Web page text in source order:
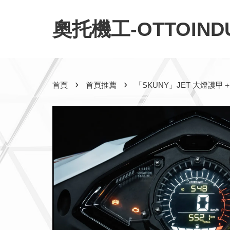
奧托機工-
首頁 › 首頁推薦 › 「SKUNY」JET 大燈護甲